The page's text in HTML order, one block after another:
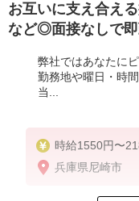
お互いに支え合え
など◎面接なしで即
弊社ではあなたに
勤務地や曜日・時
当...
時給1550円〜
全支給(ガソリン
兵庫県尼崎市